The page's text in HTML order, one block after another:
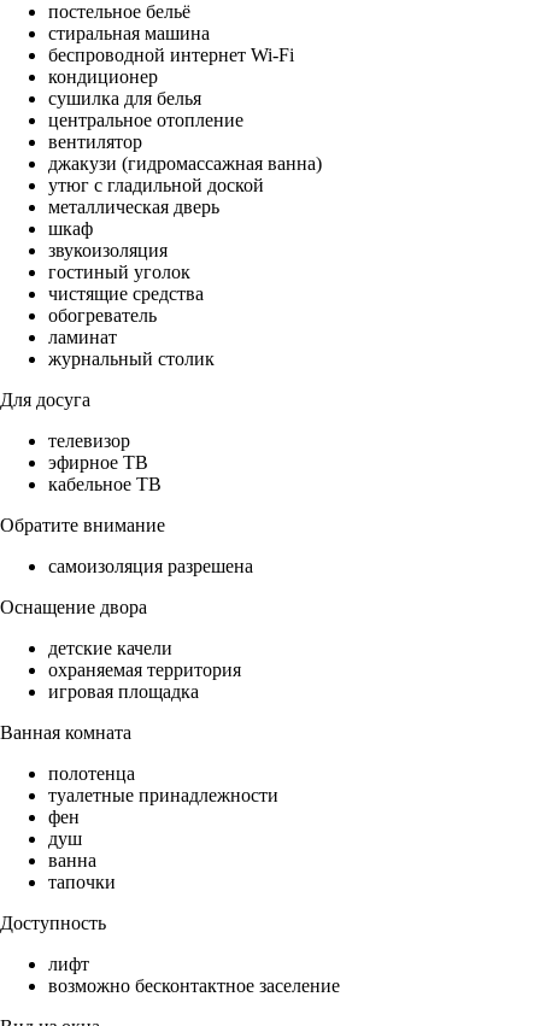
постельное бельё
стиральная машина
беспроводной интернет Wi-Fi
кондиционер
сушилка для белья
центральное отопление
вентилятор
джакузи (гидромассажная ванна)
утюг с гладильной доской
металлическая дверь
шкаф
звукоизоляция
гостиный уголок
чистящие средства
обогреватель
ламинат
журнальный столик
Для досуга
телевизор
эфирное ТВ
кабельное ТВ
Обратите внимание
самоизоляция разрешена
Оснащение двора
детские качели
охраняемая территория
игровая площадка
Ванная комната
полотенца
туалетные принадлежности
фен
душ
ванна
тапочки
Доступность
лифт
возможно бесконтактное заселение